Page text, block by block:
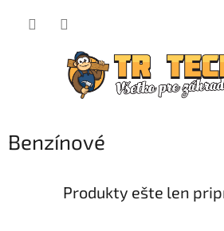
Benzínové
Produkty ešte len